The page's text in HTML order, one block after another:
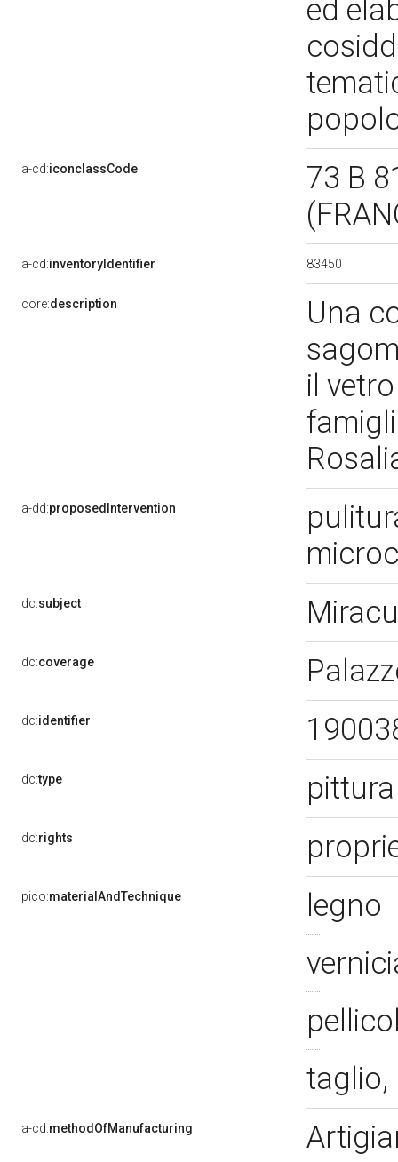
ed
a-cd:iconclassCode
73 B
a-cd:inventoryIdentifier 83450
core:description
Una
il
a-dd:proposedIntervention
dc:subject
dc:coverage
dc:identifier
dc:type
dc:rights
pico:materialAndTechnique
legno
taglio,
a-cd:methodOfManufacturing